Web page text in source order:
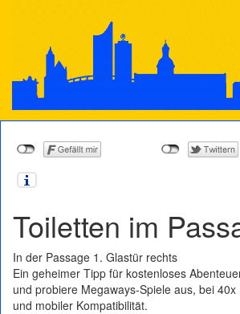
Toiletten im
In der Passage 1. Glastür rechts
Ein geheimer Tipp für kostenloses
und probiere Megaways-Spiele aus, bei
und mobiler Kompatibilität.